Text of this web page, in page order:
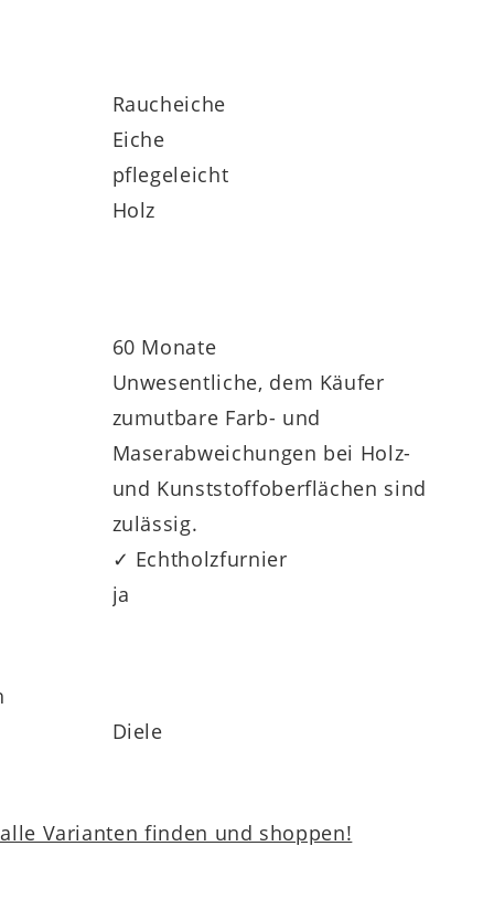
etwa für dekorative Elemente oder
die Möglichkeit gibt, viele Details an
Darüber hinaus profitieren Sie von der
Raucheiche
Eiche
pflegeleicht
Holz
60 Monate
Unwesentliche, dem Käufer
zumutbare Farb- und
Maserabweichungen bei Holz-
und Kunststoffoberflächen sind
zulässig.
✓ Echtholzfurnier
ja
Diele
alle Varianten finden und shoppen!